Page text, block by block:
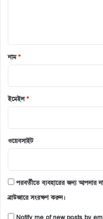
নাম*
ইমেইল*
ওয়েবসাইট
পরবর্তীতে ব্যবহারের জন্য আপনার
ব্রাউজারে সংরক্ষণ করুন।
Notify me of new posts by